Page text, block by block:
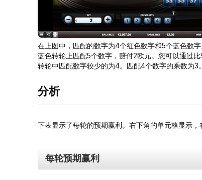
在上图中，匹配的数字为4个红色数字和5个蓝色数
蓝色转轮上匹配5个数字，赔付2欧元。您可以通过
转轮中匹配数字较少的为4。匹配4个数字的乘数为3
分析
下表显示了每轮的预期赢利。右下角的单元格显示
每轮预期赢利